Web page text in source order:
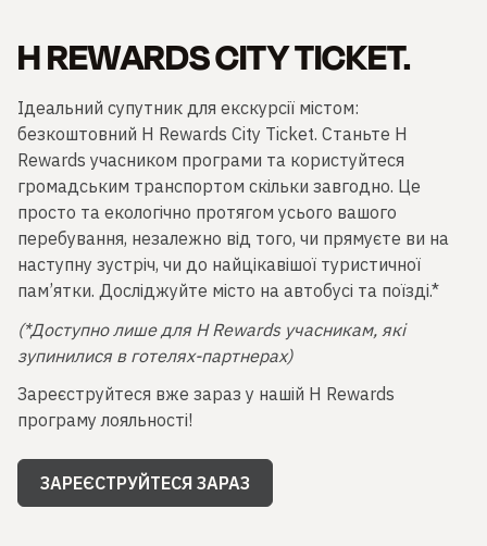
H REWARDS CITY TICKET.
Ідеальний супутник для екскурсії містом:
безкоштовний H Rewards City Ticket. Станьте H
Rewards учасником програми та користуйтеся
громадським транспортом скільки завгодно. Це
просто та екологічно протягом усього вашого
перебування, незалежно від того, чи прямуєте ви на
наступну зустріч, чи до найцікавішої туристичної
пам’ятки. Досліджуйте місто на автобусі та поїзді.*
(*Доступно лише для H Rewards учасникам, які
зупинилися в готелях-партнерах)
Зареєструйтеся вже зараз у нашій H Rewards
програму лояльності!
ЗАРЕЄСТРУЙТЕСЯ ЗАРАЗ